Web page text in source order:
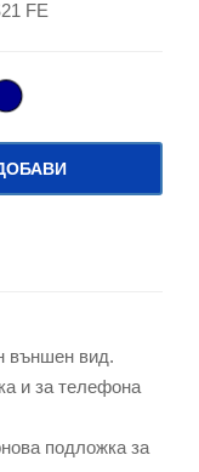
FE
външен вид.
и за телефона
подложка за